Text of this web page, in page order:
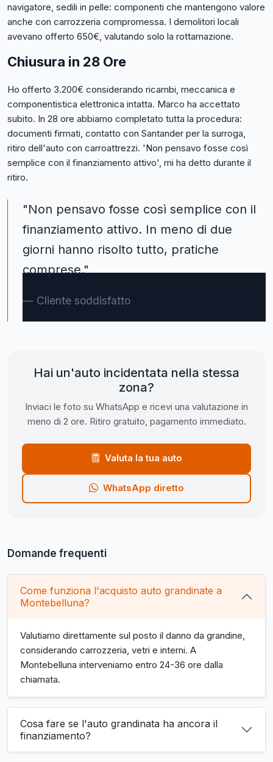
navigatore, sedili in pelle: componenti che mantengono valore
anche con carrozzeria compromessa. I demolitori locali
avevano offerto 650€, valutando solo la rottamazione.
Chiusura in 28 Ore
Ho offerto 3.200€ considerando ricambi, meccanica e
componentistica elettronica intatta. Marco ha accettato
subito. In 28 ore abbiamo completato tutta la procedura:
documenti firmati, contatto con Santander per la surroga,
ritiro dell'auto con carroattrezzi. 'Non pensavo fosse così
semplice con il finanziamento attivo', mi ha detto durante il
ritiro.
"Non pensavo fosse così semplice con il
finanziamento attivo. In meno di due
giorni hanno risolto tutto, pratiche
comprese."
Cliente soddisfatto
Hai un'auto incidentata nella stessa
zona?
Inviaci le foto su WhatsApp e ricevi una valutazione in
meno di 2 ore. Ritiro gratuito, pagamento immediato.
Valuta la tua auto
WhatsApp diretto
Domande frequenti
Come funziona l'acquisto auto grandinate a
Montebelluna?
Valutiamo direttamente sul posto il danno da grandine,
considerando carrozzeria, vetri e interni. A
Montebelluna interveniamo entro 24-36 ore dalla
chiamata.
Cosa fare se l'auto grandinata ha ancora il
finanziamento?